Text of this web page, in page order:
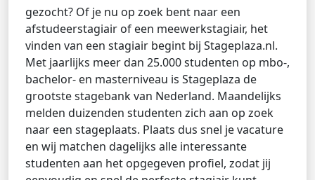
gezocht? Of je nu op zoek bent naar een
afstudeerstagiair of een meewerkstagiair, het
vinden van een stagiair begint bij Stageplaza.nl.
Met jaarlijks meer dan 25.000 studenten op mbo-,
bachelor- en masterniveau is Stageplaza de
grootste stagebank van Nederland. Maandelijks
melden duizenden studenten zich aan op zoek
naar een stageplaats. Plaats dus snel je vacature
en wij matchen dagelijks alle interessante
studenten aan het opgegeven profiel, zodat jij